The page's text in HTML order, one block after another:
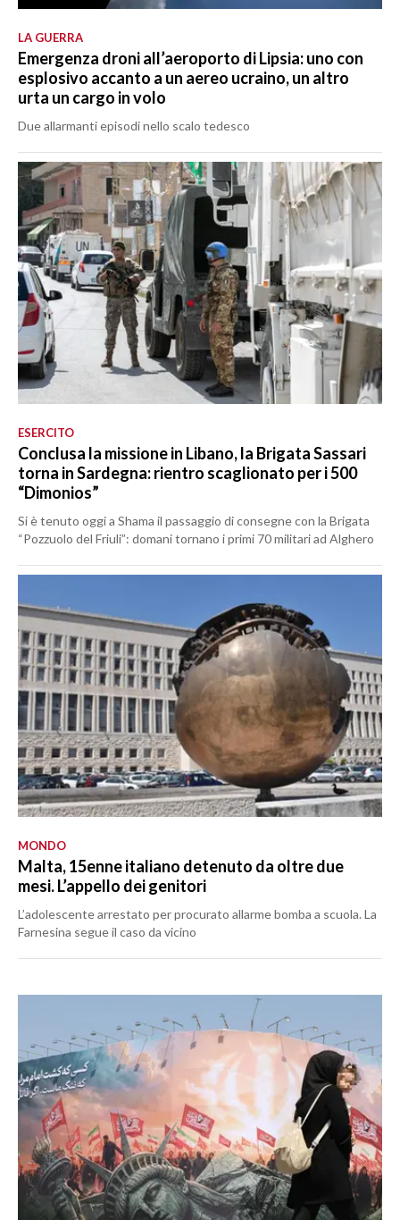
LA GUERRA
Emergenza droni all’aeroporto di Lipsia: uno con
esplosivo accanto a un aereo ucraino, un altro
urta un cargo in volo
Due allarmanti episodi nello scalo tedesco
ESERCITO
Conclusa la missione in Libano, la Brigata Sassari
torna in Sardegna: rientro scaglionato per i 500
“Dimonios”
Si è tenuto oggi a Shama il passaggio di consegne con la Brigata
“Pozzuolo del Friuli”: domani tornano i primi 70 militari ad Alghero
MONDO
Malta, 15enne italiano detenuto da oltre due
mesi. L’appello dei genitori
L’adolescente arrestato per procurato allarme bomba a scuola. La
Farnesina segue il caso da vicino